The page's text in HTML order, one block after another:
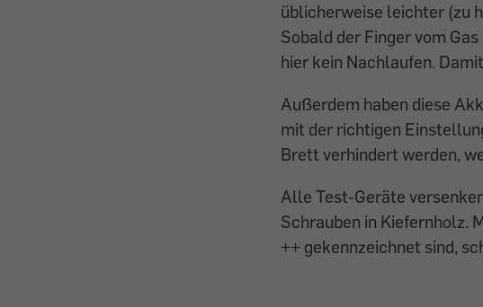
üblicherweise leichter (zu
Sobald der Finger vom
hier kein Nachlaufen.
Außerdem haben diese
mit der richtigen
Brett verhindert werden,
Alle Test-Geräte
Schrauben in Kiefernholz.
++ gekennzeichnet sind,